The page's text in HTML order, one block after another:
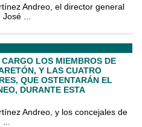
Andreo, el director general
José ...
LOS MIEMBROS DE
Y LAS CUATRO
QUE OSTENTARÁN EL
DURANTE ESTA
Andreo, y los concejales de